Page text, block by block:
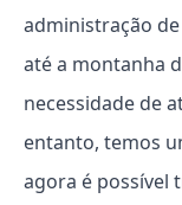
administração
até a montanha
necessidade de
entanto, temos
agora é possível